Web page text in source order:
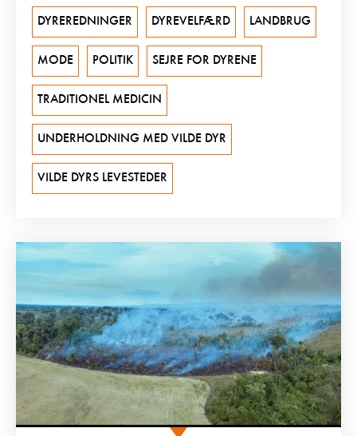
DYREREDNINGER DYREVELFÆRD LANDBRUG
MODE POLITIK SEJRE FOR DYRENE
TRADITIONEL MEDICIN
UNDERHOLDNING MED VILDE DYR
VILDE DYRS LEVESTEDER